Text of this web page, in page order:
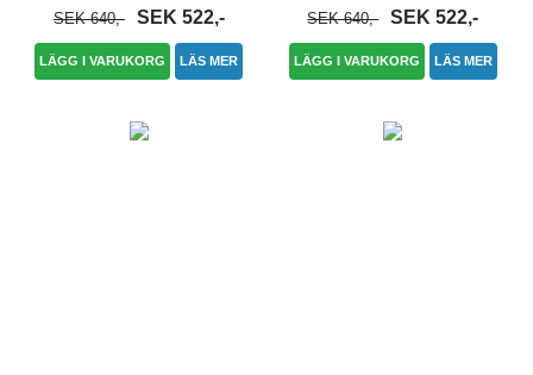
SEK 640,- SEK 522,-
LÄGG I VARUKORG LÄS MER
SEK 640,- SEK 522,-
LÄGG I VARUKORG LÄS MER